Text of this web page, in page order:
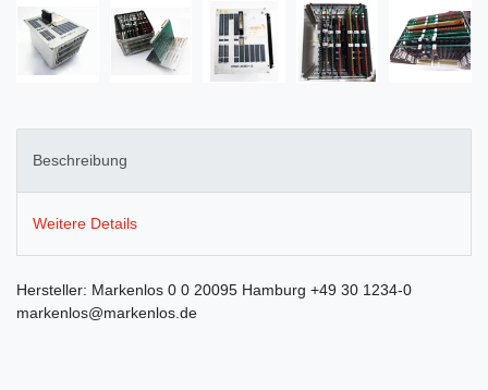
Beschreibung
Weitere Details
Hersteller: Markenlos 0 0 20095 Hamburg +49 30 1234-0
markenlos@markenlos.de